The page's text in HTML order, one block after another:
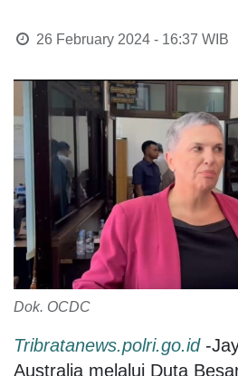
26 February 2024 - 16:37 WIB
Dok. OCDC
Tribratanews.polri.go.id -
Australia melalui Duta